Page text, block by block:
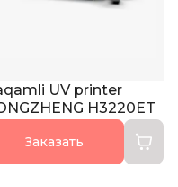
UV printer
H3220ET
Заказать